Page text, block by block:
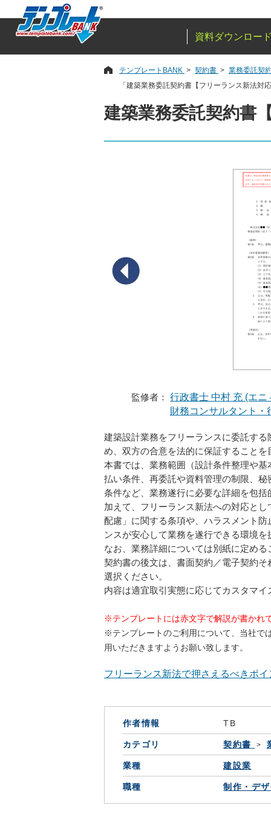
資料ダウンロー
テンプレートBANK 契約書
業務委託契
「建築業務委託契約書【フリーランス新法
建築業務委託契約書
監修者： 行政書士 中村 充 (エ
財務コンサルタント・
建築設計業務をフリーランスに委託す
め、双方の合意を法的に保証すること
本書では、業務範囲（設計条件整理や
払い条件、再委託や資料管理の制限、
条件など、業務遂行に必要な詳細を包
加えて、フリーランス新法への対応と
配慮」に関する条項や、ハラスメント
ンスが安心して業務を遂行できる環境
なお、業務詳細については別紙に定め
契約書の後文は、書面契約／電子契約
選択ください。
内容は適宜取引実態に応じてカスタマイ
※テンプレートには赤文字で解説が書かれ
※テンプレートのご利用について、当社で
用いただきますようお願い致します。
フリーランス新法で押さえるべきポ
作者情報 TB
カテゴリ 契約書
業種 建設業
職種 制作・デ